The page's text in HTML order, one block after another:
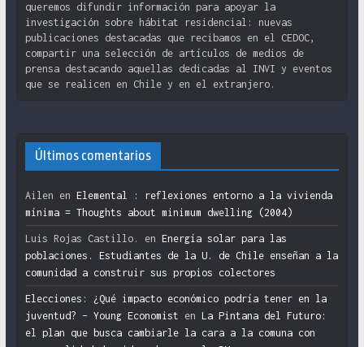
queremos difundir información para apoyar la
investigación sobre hábitat residencial: nuevas
publicaciones destacadas que recibamos en el CEDOC,
compartir una selección de artículos de medios de
prensa destacando aquellas dedicadas al INVI y eventos
que se realicen en Chile y en el extranjero.
Últimos comentarios
Ailen en Elemental : reflexiones entorno a la vivienda
mínima = Thoughts about minimum dwelling (2004)
Luis Rojas Castillo. en Energía solar para las
poblaciones. Estudiantes de la U. de Chile enseñan a la
comunidad a construir sus propios colectores
Elecciones: ¿Qué impacto económico podría tener en la
juventud? – Young Economist en La Pintana del Futuro:
el plan que busca cambiarle la cara a la comuna con